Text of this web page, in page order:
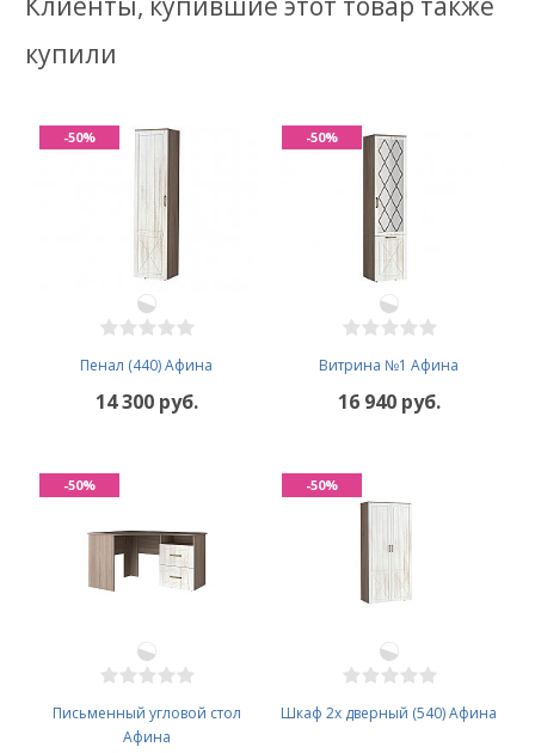
купили
Пенал (440) Афина
14 300 руб.
-50%
Витрина №1 Афина
16 940 руб.
-50%
Письменный угловой стол
Афина
-50%
Шкаф 2х дверный (540) Афина
-50%